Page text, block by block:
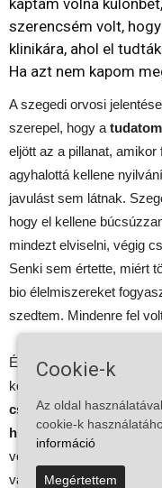
szerencsém volt,
klinikára, ahol el
Ha azt nem kapom
A szegedi orvosi
szerepel, hogy a
eljött az a pillanat,
agyhalottá kellene
javulást sem látnak.
hogy el kellene
mindezt elviselni, végig
Senki sem értette, miért
bio élelmiszereket
szedtem. Mindenre fel
És ott vagyok, fekszem
kómában.
Mindenki
családom nem. Olyan
hiszem, hogy
voltam fertőző, felváltva
valaki. Ott imádkoztak
Cookie-k
Az oldal
cookie-k
információ
Megértettem